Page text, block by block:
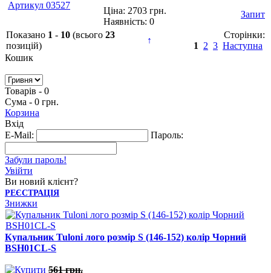
Ціна: 2703 грн.
Наявність: 0
Запит
Показано 1 - 10 (всього 23
позицій)
↑
Сторінки:
1
2 3 Наступна
Кошик
Товарів - 0
Сума - 0 грн.
Корзина
Вхід
E-Mail:
Пароль:
Забули пароль!
Увійти
Ви новий клієнт?
РЕЄСТРАЦІЯ
Знижки
Купальник Tuloni лого розмір S (146-152) колір Чорний
BSH01CL-S
561 грн.